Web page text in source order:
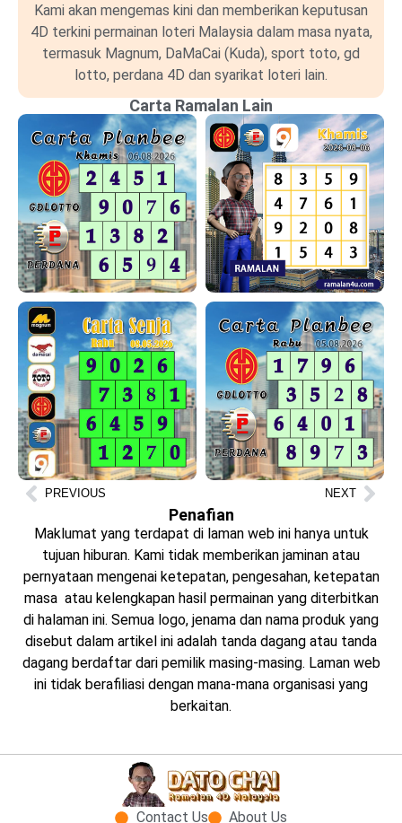
Kami akan mengemas kini dan memberikan keputusan
4D terkini permainan loteri Malaysia dalam masa nyata,
termasuk Magnum, DaMaCai (Kuda), sport toto, gd
lotto, perdana 4D dan syarikat loteri lain.
Carta Ramalan Lain
PREVIOUS NEXT
Penafian
Maklumat yang terdapat di laman web ini hanya untuk
tujuan hiburan. Kami tidak memberikan jaminan atau
pernyataan mengenai ketepatan, pengesahan, ketepatan
masa atau kelengkapan hasil permainan yang diterbitkan
di halaman ini. Semua logo, jenama dan nama produk yang
disebut dalam artikel ini adalah tanda dagang atau tanda
dagang berdaftar dari pemilik masing-masing. Laman web
ini tidak berafiliasi dengan mana-mana organisasi yang
berkaitan.
Contact Us About Us